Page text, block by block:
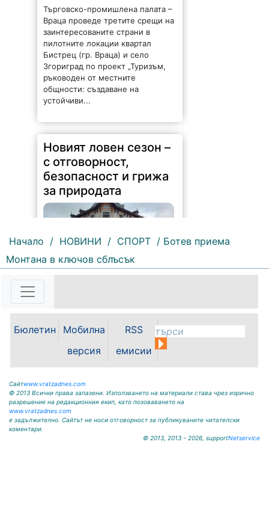
Търговско-промишлена палата –
Враца проведе третите срещи на
заинтересованите страни в
пилотните локации квартал
Бистрец (гр. Враца) и село
Згориград по проект „Туризъм,
ръководен от местните
общности: създаване на
устойчиви...
Новият ловен сезон –
с отговорност,
безопасност и грижа
за природата
239 | 2026-08-07 14:37:47
държавно предприятие – ДП
случай откриването на ловния
Уважаеми ловци, уважаеми
Начало / НОВИНИ / СПОРТ / Ботев приема
Монтана в ключов сблъсък
Бюлетин
Мобилна
версия
RSS
емисии
Сайтwww.vratzadnes.com
© 2013 Всички права запазени. Използването на материали става чрез изрично
разрешение на редакционния екип, като позоваването на
www.vratzadnes.com
е задължително. Сайтът не носи отговорност за публикуваните читателски
коментари.
© 2013, 2013 - 2026, supportNetservice